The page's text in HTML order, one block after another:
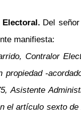
Del
manifiesta:
Contralor
-
Asistente
artículo sexto